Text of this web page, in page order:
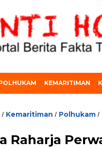
KEMARITIMAN
/ Kemaritiman / Polhukam /
Raharja